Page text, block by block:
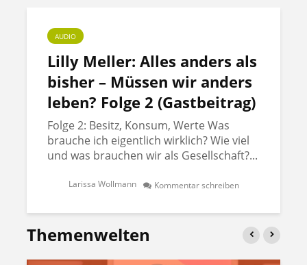
AUDIO
Lilly Meller: Alles anders als
bisher – Müssen wir anders
leben? Folge 2 (Gastbeitrag)
Folge 2: Besitz, Konsum, Werte Was
brauche ich eigentlich wirklich? Wie viel
und was brauchen wir als Gesellschaft?...
Larissa Wollmann Kommentar schreiben
Themenwelten